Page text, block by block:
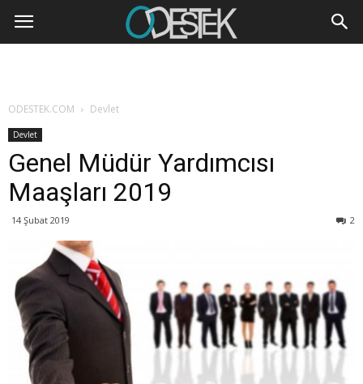
ODESTEK.COM Devlet
Devlet
Genel Müdür Yardımcısı
Maaşları 2019
14 Şubat 2019 2